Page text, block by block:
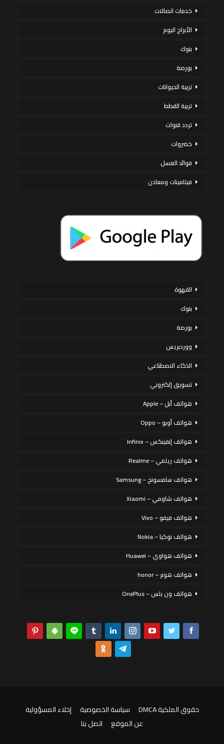
خدمات اتصالات
الأبراج اليوم
بنوك
بورصة
تربية الحيوانات
تربية القطط
تردد قنوات
خضروات
فوائد العسل
فيتامينات ومعادن
القهوة
بنوك
بورصة
ووردبريس
الذكاء الاصطناعي
تسويق إلكتروني
هواتف أبل – Apple
هواتف أوبو – Oppo
هواتف إنفينكس – Infinix
هواتف ريلمي – Realme
هواتف سامسونج – Samsung
هواتف شاومي – Xiaomi
هواتف فيفو – Vivo
هواتف نوكيا – Nokia
هواتف هواوي – Huawei
هواتف هونر – honor
هواتف ون بلس – OnePlus
حقوق الملكية DMCA سياسة الخصوصية
إخلاء المسؤولية
عن الموقع
اتصل بنا